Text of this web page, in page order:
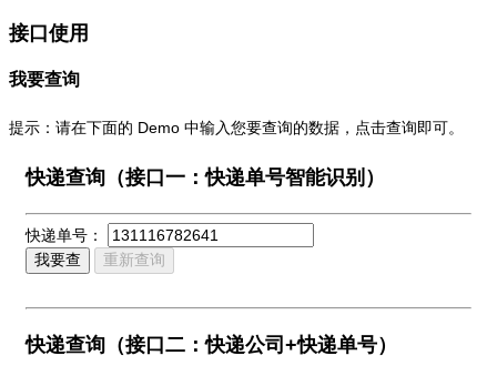
接口使用
我要查询
提示：请在下面的 Demo 中输入您要查询的数据，点击查询即可。
快递查询（接口一：快递单号智能识别）
快递单号：
我要查
重新查询
快递查询（接口二：快递公司+快递单号）